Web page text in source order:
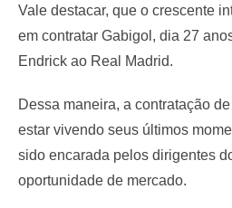
Vale destacar, que o crescente
em contratar Gabigol, dia 27
Endrick ao Real Madrid.
Dessa maneira, a contratação
estar vivendo seus últimos
sido encarada pelos dirigentes
oportunidade de mercado.